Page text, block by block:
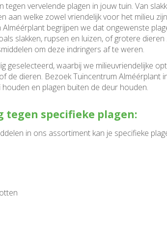
tegen vervelende plagen in jouw tuin. Van
aan welke zowel vriendelijk voor het milieu
begrijpen we dat ongewenste
slakken, rupsen en luizen, of grotere
om deze indringers af te weren.
geselecteerd, waarbij we milieuvriendelijke
de dieren. Bezoek Tuincentrum Alméérplant
en plagen buiten de deur houden.
tegen specifieke plagen:
in ons assortiment kan je specifieke